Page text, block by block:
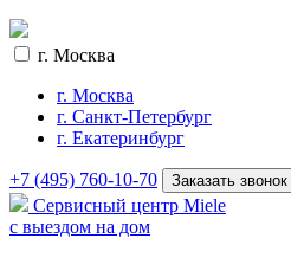
г. Москва
г. Москва
г. Санкт-Петербург
г. Екатеринбург
+7 (495) 760-10-70 Заказать звонок
Сервисный центр Miele
с выездом на дом